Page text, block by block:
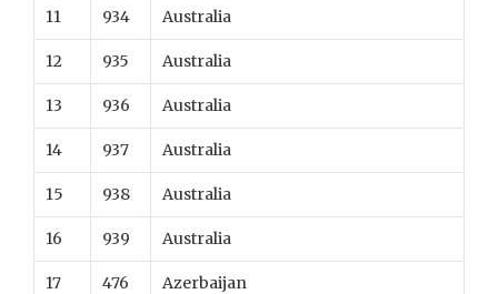
11 934 Australia
12 935 Australia
13 936 Australia
14 937 Australia
15 938 Australia
16 939 Australia
17 476 Azerbaijan